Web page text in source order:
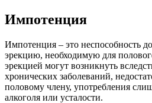
Импотенция
Импотенция – это неспособность
эрекцию, необходимую для
эрекцией могут возникнуть
хронических заболеваний,
половому члену, употребления
алкоголя или усталости.